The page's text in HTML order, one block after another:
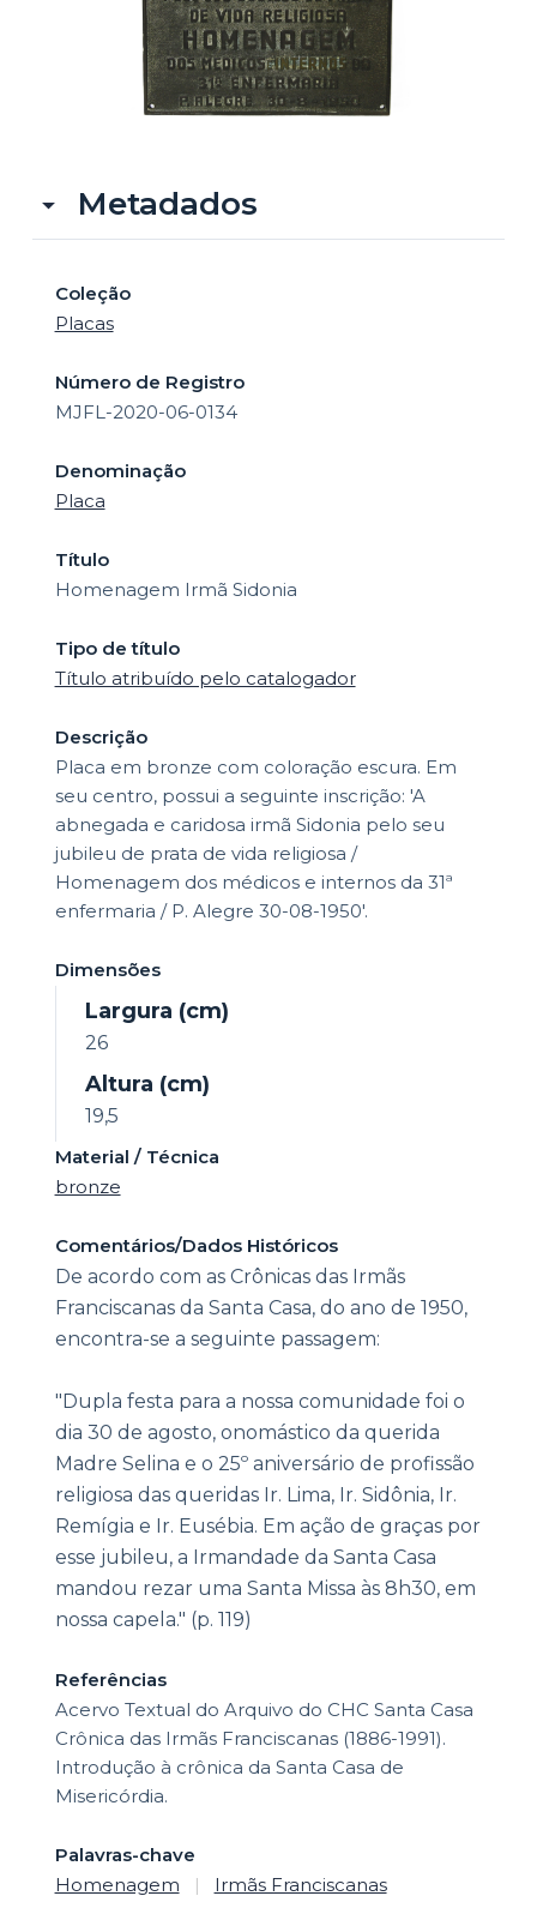
Metadados
Coleção
Placas
Número de Registro
MJFL-2020-06-0134
Denominação
Placa
Título
Homenagem Irmã Sidonia
Tipo de título
Título atribuído pelo catalogador
Descrição
Placa em bronze com coloração escura. Em
seu centro, possui a seguinte inscrição: 'A
abnegada e caridosa irmã Sidonia pelo seu
jubileu de prata de vida religiosa /
Homenagem dos médicos e internos da 31ª
enfermaria / P. Alegre 30-08-1950'.
Dimensões
Largura (cm)
26
Altura (cm)
19,5
Material / Técnica
bronze
Comentários/Dados Históricos
De acordo com as Crônicas das Irmãs
Franciscanas da Santa Casa, do ano de 1950,
encontra-se a seguinte passagem:
"Dupla festa para a nossa comunidade foi o
dia 30 de agosto, onomástico da querida
Madre Selina e o 25º aniversário de profissão
religiosa das queridas Ir. Lima, Ir. Sidônia, Ir.
Remígia e Ir. Eusébia. Em ação de graças por
esse jubileu, a Irmandade da Santa Casa
mandou rezar uma Santa Missa às 8h30, em
nossa capela." (p. 119)
Referências
Acervo Textual do Arquivo do CHC Santa Casa
Crônica das Irmãs Franciscanas (1886-1991).
Introdução à crônica da Santa Casa de
Misericórdia.
Palavras-chave
Homenagem
| Irmãs Franciscanas